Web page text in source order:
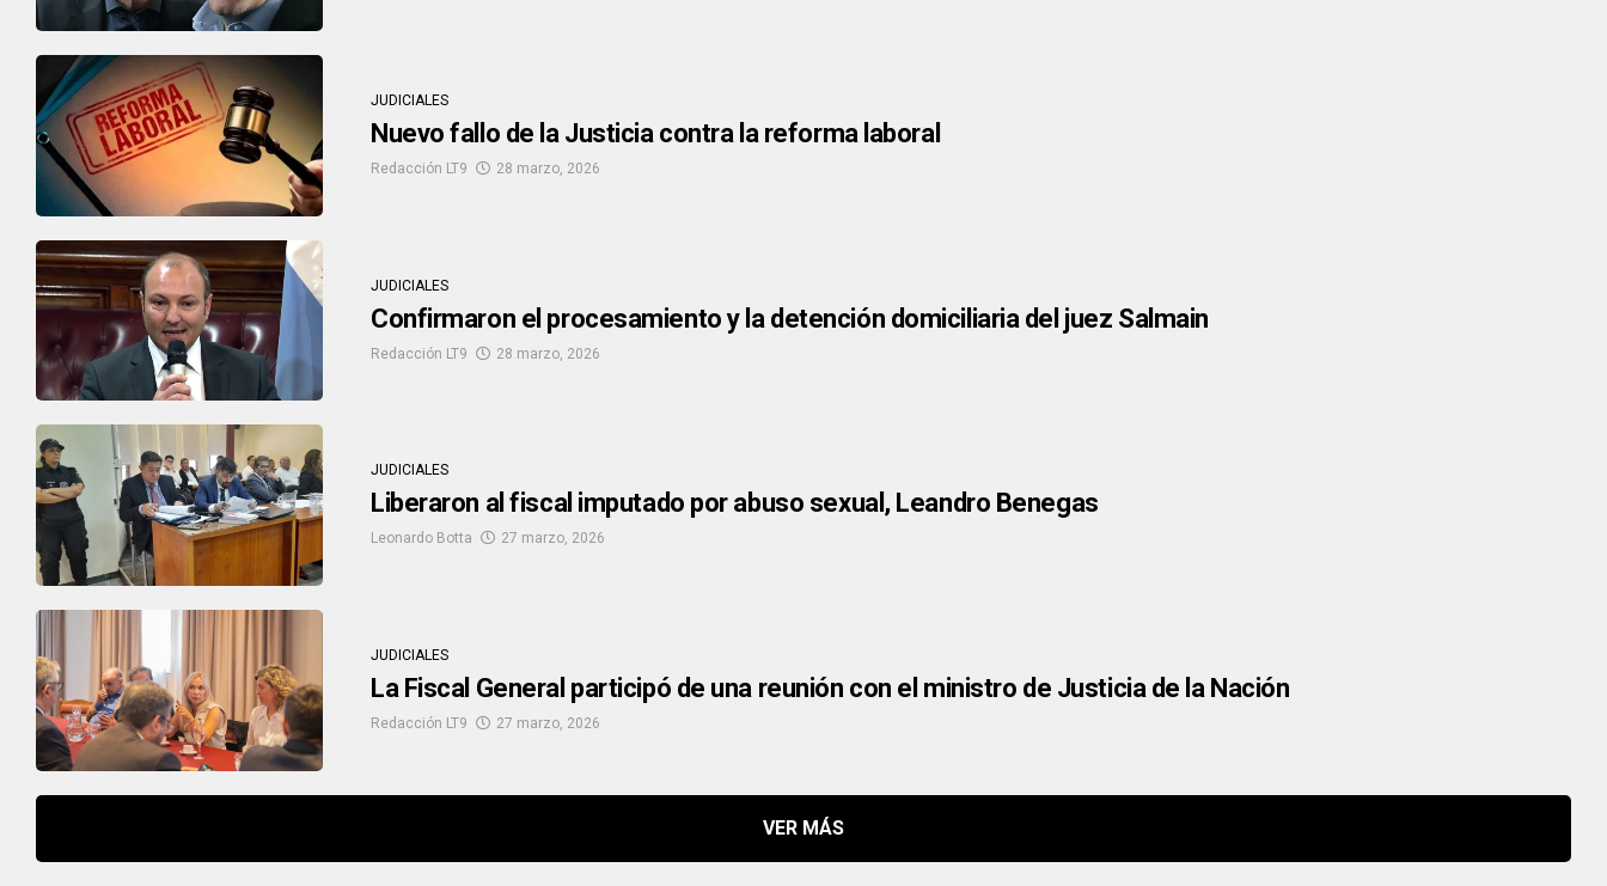
JUDICIALES
Nuevo fallo de la Justicia contra la reforma laboral
Redacción LT9 28 marzo, 2026
JUDICIALES
Confirmaron el procesamiento y la detención domiciliaria del juez Salmain
Redacción LT9 28 marzo, 2026
JUDICIALES
Liberaron al fiscal imputado por abuso sexual, Leandro Benegas
Leonardo Botta 27 marzo, 2026
JUDICIALES
La Fiscal General participó de una reunión con el ministro de Justicia de la Nación
Redacción LT9 27 marzo, 2026